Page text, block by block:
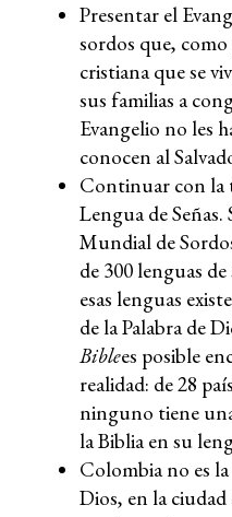
Presentar el
sordos que,
cristiana que se
sus familias a
Evangelio no les
conocen al
Continuar con la
Lengua de Señas.
Mundial de
de 300 lenguas
esas lenguas
de la Palabra de
Biblees posible
realidad: de 28
ninguno tiene
la Biblia en su
Colombia no es
Dios, en la